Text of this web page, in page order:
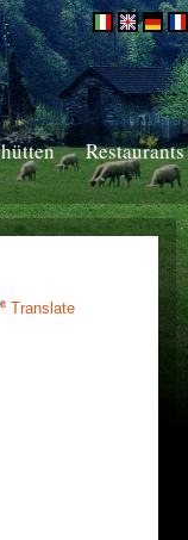
Restaurants
Translate